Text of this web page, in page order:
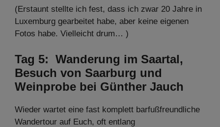
(Erstaunt stellte ich fest, dass ich zwar 20 Jahre in
Luxemburg gearbeitet habe, aber keine eigenen
Fotos habe. Vielleicht drum… )
Tag 5: Wanderung im Saartal,
Besuch von Saarburg und
Weinprobe bei Günther Jauch
Wieder wartet eine fast komplett barfußfreundliche
Wandertour auf Euch, oft entlang